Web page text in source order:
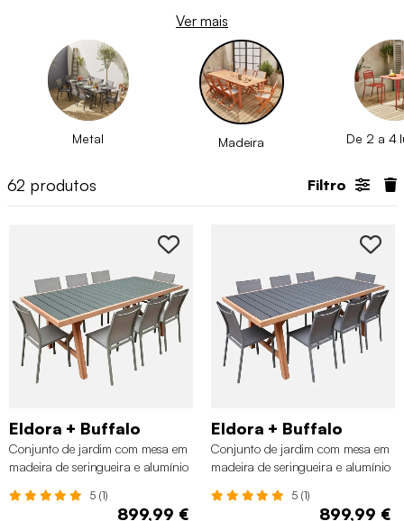
terraço, pátio ou jardim. Descubra a nossa seleção em
madeira, com diferentes estilos disponíveis.
Ver mais
Metal Madeira De 2 a 4
62 produtos Filtro
Eldora + Buffalo
Conjunto de jardim com mesa em
madeira de seringueira e alumínio
5 (1)
899,99 €
Eldora + Buffalo
Conjunto de jardim com mesa em
madeira de seringueira e alumínio
5 (1)
899,99 €